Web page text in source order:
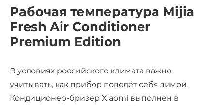
Рабочая температура Mijia
Fresh Air Conditioner
Premium Edition
В условиях российского климата важно
учитывать, как прибор поведёт себя зимой.
Кондиционер-бризер Xiaomi выполнен в